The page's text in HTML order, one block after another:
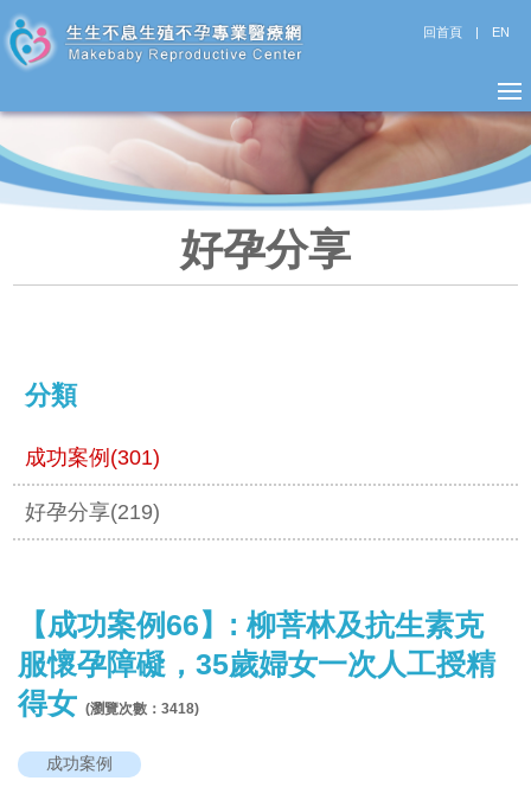
回首頁| EN
好孕分享
分類
成功案例(301)
好孕分享(219)
【成功案例66】: 柳菩林及抗生素克
服懷孕障礙，35歲婦女一次人工授精
得女 (瀏覽次數：3418)
成功案例